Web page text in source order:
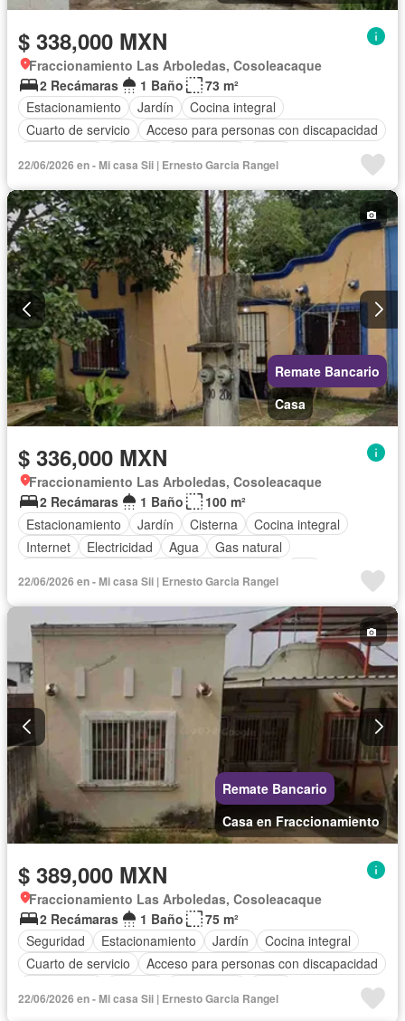
$ 338,000 MXN
Fraccionamiento Las Arboledas, Cosoleacaque
2 Recámaras
1 Baño
73 m²
Estacionamiento
Jardín
Cocina integral
Cuarto de servicio
Acceso para personas con discapacidad
Cuarto de Limpieza
Televisión por cable
Zonas verdes
Recámara con closet
Caseta de vigilancia
Wifi
Permite mascotas Permite niños Sin amueblar
22/06/2026 en - Mi casa Sii | Ernesto Garcia Rangel
Remate Bancario
Casa
$ 336,000 MXN
Fraccionamiento Las Arboledas, Cosoleacaque
2 Recámaras
1 Baño
100 m²
Estacionamiento
Jardín Cisterna
Cocina integral
Internet
Electricidad Agua
Gas natural
Permite mascotas
Permite niños
22/06/2026 en - Mi casa Sii | Ernesto Garcia Rangel
Remate Bancario
Casa en Fraccionamiento
$ 389,000 MXN
Fraccionamiento Las Arboledas, Cosoleacaque
2 Recámaras
1 Baño
75 m²
Seguridad
Estacionamiento Jardín
Cocina integral
Cuarto de servicio
Acceso para personas con discapacidad
Cuarto de Limpieza
Televisión por cable
22/06/2026 en - Mi casa Sii | Ernesto Garcia Rangel